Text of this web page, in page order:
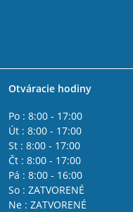
Otváracie hodiny
Po : 8:00 - 17:00
Út : 8:00 - 17:00
St : 8:00 - 17:00
Čt : 8:00 - 17:00
Pá : 8:00 - 16:00
So : ZATVORENÉ
Ne : ZATVORENÉ